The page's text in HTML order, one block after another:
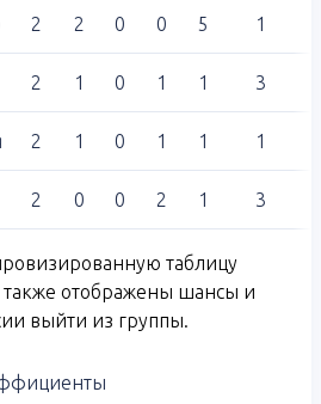
2 2 0 0 5 1
2 1 0 1 1 3
2 1 0 1 1 1
2 0 0 2 1 3
таблицу
также отображены шансы и
выйти из группы.